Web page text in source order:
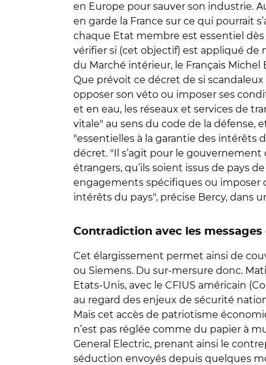
en Europe pour sauver son industrie.
en garde la France sur ce qui pourrait
chaque Etat membre est essentiel
vérifier si (cet objectif) est appliqué de
du Marché intérieur, le Français Michel
Que prévoit ce décret de si
opposer son véto ou imposer ses
et en eau, les réseaux et services de
vitale" au sens du code de la défense,
"essentielles à la garantie des intérêts
décret. "Il s’agit pour le
étrangers, qu’ils soient issus de pays
engagements spécifiques ou imposer
intérêts du pays", précise Bercy, dans
Contradiction avec les
Cet élargissement permet ainsi de
ou Siemens. Du sur-mersure donc.
Etats-Unis, avec le CFIUS américain
au regard des enjeux de sécurité
Mais cet accès de patriotisme
n’est pas réglée comme du papier à
General Electric, prenant ainsi le
séduction envoyés depuis quelques